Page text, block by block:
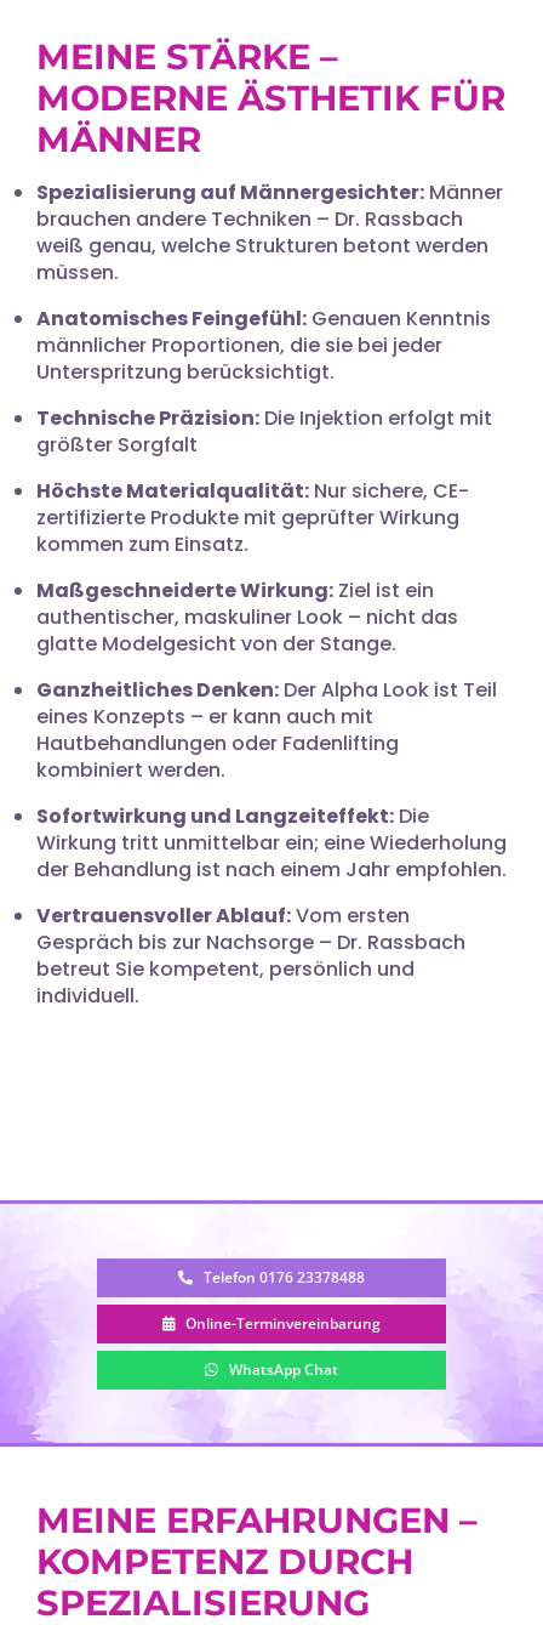
MEINE STÄRKE –
MODERNE ÄSTHETIK FÜR
MÄNNER
Spezialisierung auf Männergesichter: Männer
brauchen andere Techniken – Dr. Rassbach
weiß genau, welche Strukturen betont werden
müssen.
Anatomisches Feingefühl: Genauen Kenntnis
männlicher Proportionen, die sie bei jeder
Unterspritzung berücksichtigt.
Technische Präzision: Die Injektion erfolgt mit
größter Sorgfalt
Höchste Materialqualität: Nur sichere, CE-
zertifizierte Produkte mit geprüfter Wirkung
kommen zum Einsatz.
Maßgeschneiderte Wirkung: Ziel ist ein
authentischer, maskuliner Look – nicht das
glatte Modelgesicht von der Stange.
Ganzheitliches Denken: Der Alpha Look ist Teil
eines Konzepts – er kann auch mit
Hautbehandlungen oder Fadenlifting
kombiniert werden.
Sofortwirkung und Langzeiteffekt: Die
Wirkung tritt unmittelbar ein; eine Wiederholung
der Behandlung ist nach einem Jahr empfohlen.
Vertrauensvoller Ablauf:Vom ersten
Gespräch bis zur Nachsorge – Dr. Rassbach
betreut Sie kompetent, persönlich und
individuell.
Telefon 0176 23378488
Online-Terminvereinbarung
WhatsApp Chat
MEINE ERFAHRUNGEN –
KOMPETENZ DURCH
SPEZIALISIERUNG